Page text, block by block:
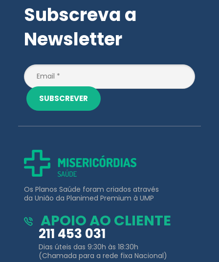
Subscreva a
Newsletter
SUBSCREVER
Os Planos Saúde foram criados através
da União da Planimed Premium à UMP
APOIO AO CLIENTE
211 453 031
Dias úteis das 9:30h às 18:30h
(Chamada para a rede fixa Nacional)